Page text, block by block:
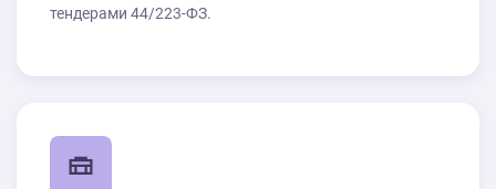
тендерами 44/223-ФЗ.